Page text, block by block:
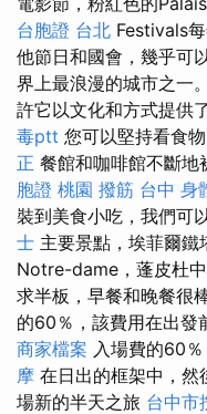
台胞證 台北 Festivals
他節日和國會，幾乎可
界上最浪漫的城市之一。
許它以文化和方式提供
毒ptt 您可以堅持看食
正 餐館和咖啡館不斷地
胞證 桃園 撥筋 台中 身
裝到美食小吃，我們可
士 主要景點，埃菲爾鐵
Notre-dame，蓬皮杜
求半板，早餐和晚餐很
的60％，該費用在出發
商家檔案 入場費的60
摩 在日出的框架中，然
場新的半天之旅 台中市